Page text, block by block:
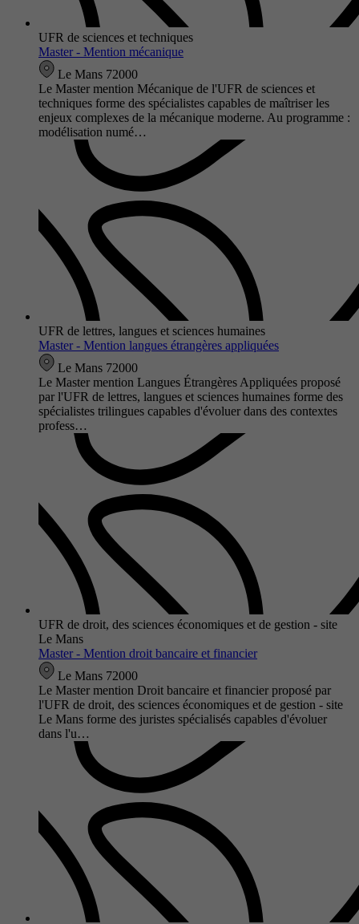
UFR de sciences et techniques
Master - Mention mécanique
Le Mans 72000
Le Master mention Mécanique de l'UFR de sciences et
techniques forme des spécialistes capables de maîtriser les
enjeux complexes de la mécanique moderne. Au programme :
modélisation numé…
UFR de lettres, langues et sciences humaines
Master - Mention langues étrangères appliquées
Le Mans 72000
Le Master mention Langues Étrangères Appliquées proposé
par l'UFR de lettres, langues et sciences humaines forme des
spécialistes trilingues capables d'évoluer dans des contextes
profess…
UFR de droit, des sciences économiques et de gestion - site
Le Mans
Master - Mention droit bancaire et financier
Le Mans 72000
Le Master mention Droit bancaire et financier proposé par
l'UFR de droit, des sciences économiques et de gestion - site
Le Mans forme des juristes spécialisés capables d'évoluer
dans l'u…